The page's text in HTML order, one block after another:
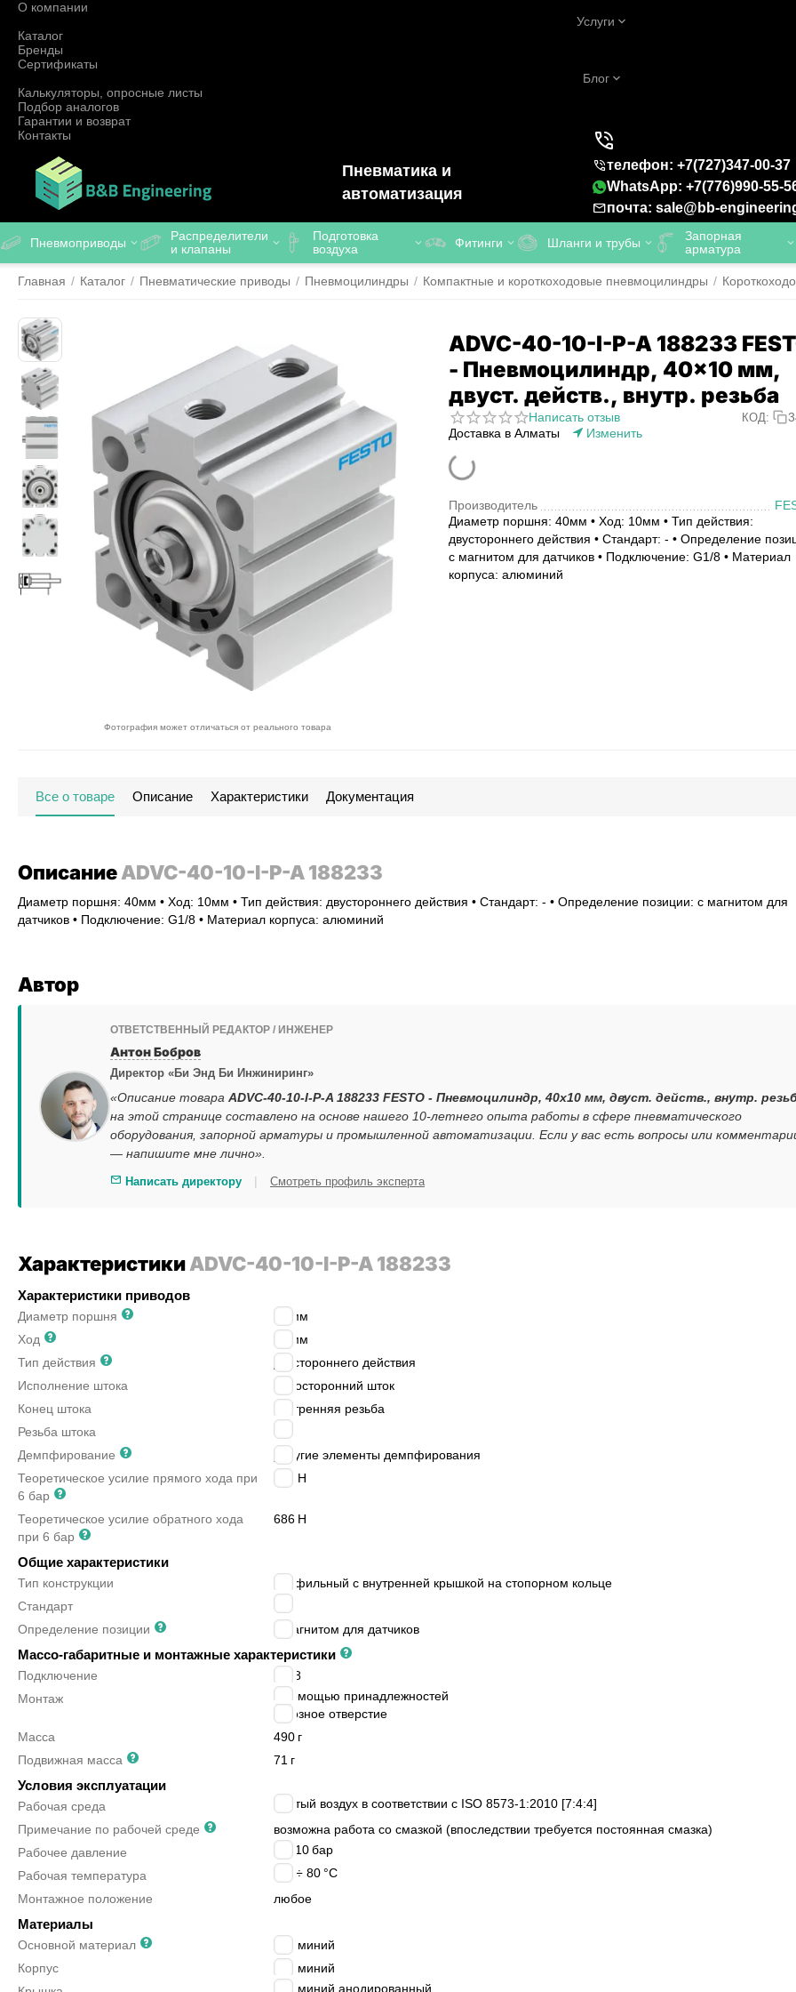
О компании
Услуги
Каталог
Бренды
Сертификаты
Блог
Калькуляторы, опросные листы
Подбор аналогов
Гарантии и возврат
Контакты
Пневматика и
автоматизация
телефон: +7(727)347-00-37
WhatsApp: +7(776)990-55-
почта: sale@bb-
Пневмоприводы
Распределители
и клапаны
Подготовка
воздуха
Фитинги Шланги и трубы
Запорная
арматура
Главная / Каталог / Пневматические приводы / Пневмоцилиндры / Компактные и короткоходовые пневмоцилиндры /
Фотография может отличаться от реального товара
ADVC-40-10-I-P-A 188233
- Пневмоцилиндр, 40x10 мм,
двуст. действ., внутр. резьба
Написать отзыв КОД:
Доставка в Алматы
Изменить
Производитель
Диаметр поршня: 40мм • Ход: 10мм • Тип действия:
двустороннего действия • Стандарт: - • Определение
с магнитом для датчиков • Подключение: G1/8 • Материал
корпуса: алюминий
Все о товаре Описание Характеристики Документация
ОписаниеADVC-40-10-I-P-A 188233
Диаметр поршня: 40мм • Ход: 10мм • Тип действия: двустороннего действия • Стандарт: - • Определение позиции: с магнитом для
датчиков • Подключение: G1/8 • Материал корпуса: алюминий
Автор
ОТВЕТСТВЕННЫЙ РЕДАКТОР / ИНЖЕНЕР
Антон Бобров
Директор «Би Энд Би Инжиниринг»
«Описание товара ADVC-40-10-I-P-A 188233 FESTO - Пневмоцилиндр, 40x10 мм, двуст. действ., внутр.
на этой странице составлено на основе нашего 10-летнего опыта работы в сфере пневматического
оборудования, запорной арматуры и промышленной автоматизации. Если у вас есть вопросы или
— напишите мне лично».
Написать директору | Смотреть профиль эксперта
ХарактеристикиADVC-40-10-I-P-A 188233
Характеристики приводов
Диаметр поршня
мм
Ход
мм
Тип действия
двустороннего действия
Исполнение штока
односторонний шток
Конец штока
внутренняя резьба
Резьба штока
Демпфирование
упругие элементы демпфирования
Теоретическое усилие прямого хода при
6 бар
Н
Теоретическое усилие обратного хода
при 6 бар
686 Н
Общие характеристики
Тип конструкции
профильный с внутренней крышкой на стопорном кольце
Стандарт
Определение позиции
с магнитом для датчиков
Массо-габаритные и монтажные характеристики
Подключение
G1/8
Монтаж
с помощью принадлежностей
сквозное отверстие
Масса
490 г
Подвижная масса
71 г
Условия эксплуатации
Рабочая среда
сжатый воздух в соответствии с ISO 8573-1:2010 [7:4:4]
Примечание по рабочей среде
возможна работа со смазкой (впоследствии требуется постоянная смазка)
Рабочее давление
1 ÷ 10бар
Рабочая температура
-20 ÷ 80 °C
Монтажное положение
любое
Материалы
Основной материал
алюминий
Корпус
алюминий
алюминий анодированный